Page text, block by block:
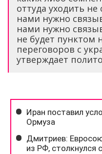
оттуда уходить не
нами нужно
нами нужно
не будет пунктом
переговоров с
утверждает